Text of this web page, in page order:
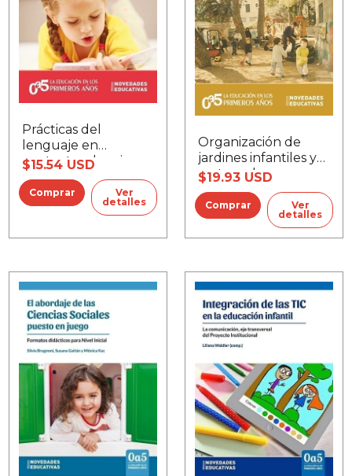
Prácticas del
lenguaje en
contextos de crianza
$15.54 USD
Ver
detalles
Organización de
jardines infantiles y
maternales
$19.93 USD
Ver
detalles